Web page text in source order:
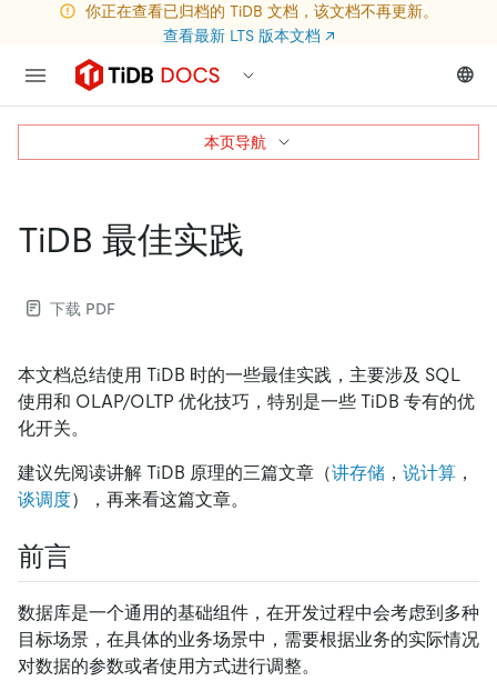
你正在查看已归档的 TiDB 文档，该文档不再更新。
查看最新 LTS 版本文档 ↗
TiDB 最佳实践
下载 PDF
本文档总结使用 TiDB 时的一些最佳实践，主要涉及 SQL
使用和 OLAP/OLTP 优化技巧，特别是一些 TiDB 专有的优
化开关。
建议先阅读讲解 TiDB 原理的三篇文章（讲存储 ， 说计算 ，
谈调度），再来看这篇文章。
前言
数据库是一个通用的基础组件，在开发过程中会考虑到多种
目标场景，在具体的业务场景中，需要根据业务的实际情况
对数据的参数或者使用方式进行调整。
本页导航